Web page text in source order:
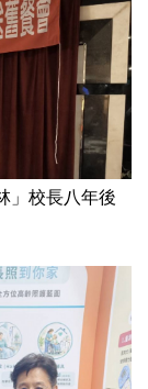
」校長八年後